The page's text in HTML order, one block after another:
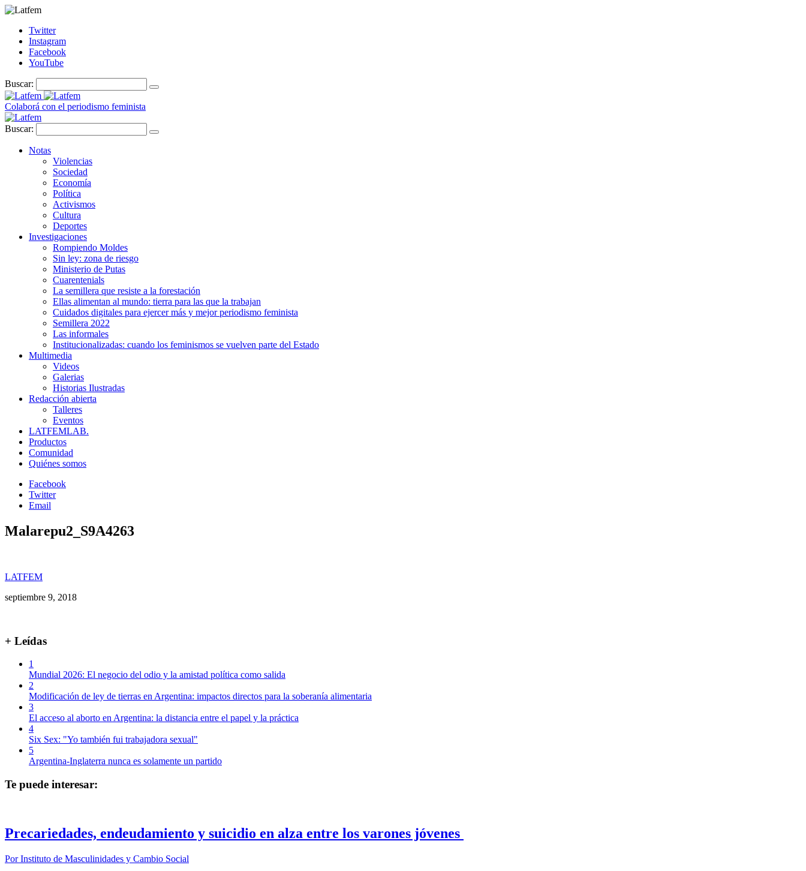
Twitter
Instagram
Facebook
YouTube
Buscar:
Colaborá con el periodismo feminista
Buscar:
Notas
Violencias
Sociedad
Economía
Política
Activismos
Cultura
Deportes
Investigaciones
Rompiendo Moldes
Sin ley: zona de riesgo
Ministerio de Putas
Cuarentenials
La semillera que resiste a la forestación
Ellas alimentan al mundo: tierra para las que la trabajan
Cuidados digitales para ejercer más y mejor periodismo feminista
Semillera 2022
Las informales
Institucionalizadas: cuando los feminismos se vuelven parte del Estado
Multimedia
Videos
Galerias
Historias Ilustradas
Redacción abierta
Talleres
Eventos
LATFEMLAB.
Productos
Comunidad
Quiénes somos
Facebook
Twitter
Email
Malarepu2_S9A4263
LATFEM
septiembre 9, 2018
+ Leídas
1
Mundial 2026: El negocio del odio y la amistad política como salida
2
Modificación de ley de tierras en Argentina: impactos directos para la soberanía alimentaria
3
El acceso al aborto en Argentina: la distancia entre el papel y la práctica
4
Six Sex: "Yo también fui trabajadora sexual"
5
Argentina-Inglaterra nunca es solamente un partido
Te puede interesar:
Precariedades, endeudamiento y suicidio en alza entre los varones jóvenes
PorInstituto de Masculinidades y Cambio Social